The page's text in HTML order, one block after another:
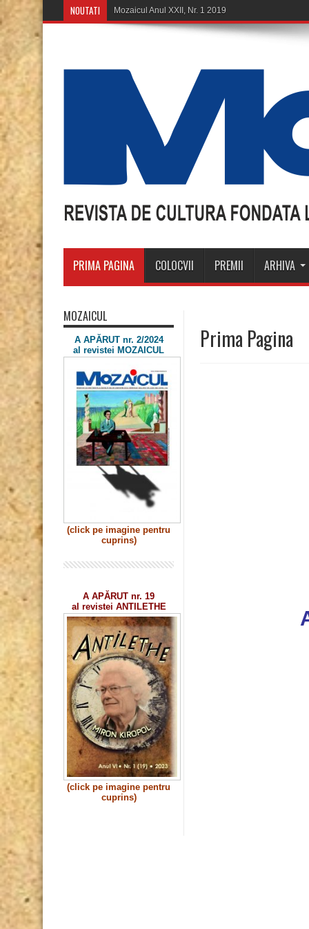
NOUTATI Mozaicul Anul XX, Nr. 11-12 2018
PRIMA PAGINA COLOCVII PREMII ARHIVA
Prima Pagina
MOZAICUL
A APĂRUT nr. 2/2024
al revistei MOZAICUL
(click pe imagine pentru
cuprins)
A APĂRUT nr. 19
al revistei ANTILETHE
(click pe imagine pentru
cuprins)